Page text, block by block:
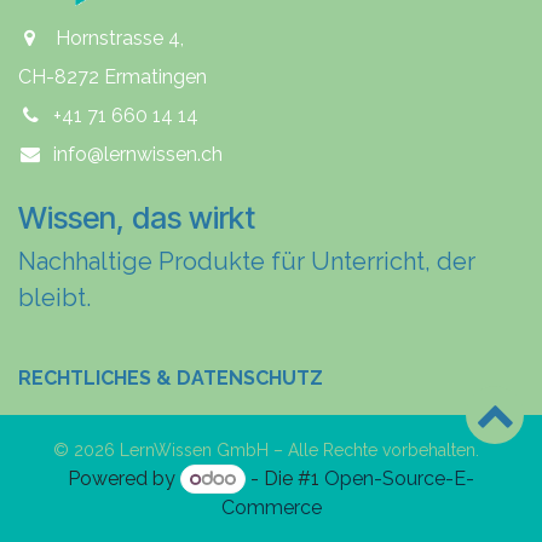
Hornstrasse 4,
CH-8272 Ermatingen
+41 71 660 14 14
info@lernwissen.ch
Wissen, das wirkt
Nachhaltige Produkte für Unterricht, der
bleibt.
RECHTLICHES & DATENSCHUTZ
© 2026 LernWissen GmbH – Alle Rechte vorbehalten.
Powered by - Die #1 Open-Source-E-
Commerce